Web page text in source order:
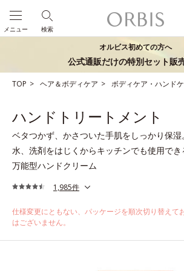
検索
メニュー
オルビス初めての方へ
公式通販だけの特別セット販
TOP ヘア＆ボディケア ボディケア・ハンド
ハンドトリートメント
ベタつかず、かさついた手肌をしっかり保湿。
水、洗剤をはじくからキッチンでも使用でき
万能型ハンドクリーム
1,985件
仕様変更にともない、パッケージを順次切り替えて
はございません。